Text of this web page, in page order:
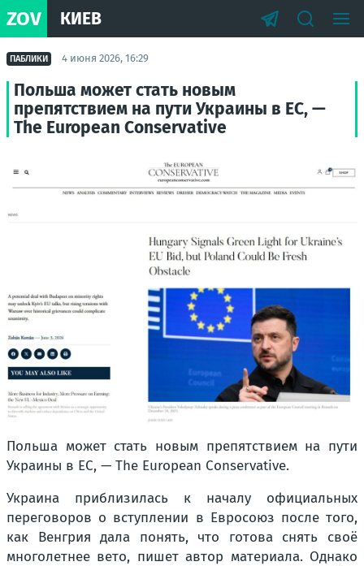
ZOV КИЕВ
ПАБЛИКИ 4 июня 2026, 16:29
Польша может стать новым
препятствием на пути Украины в ЕС, —
The European Conservative
Польша может стать новым препятствием на пути
Украины в ЕС, — The European Conservative.
Украина приблизилась к началу официальных
переговоров о вступлении в Евросоюз после того,
как Венгрия дала понять, что готова снять своё
многолетнее вето, пишет автор материала. Однако